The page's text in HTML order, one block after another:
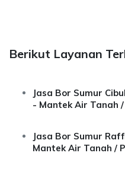
Berikut Layanan
Jasa Bor Sumur
- Mantek Air Tanah
Jasa Bor Sumur
Mantek Air Tanah /